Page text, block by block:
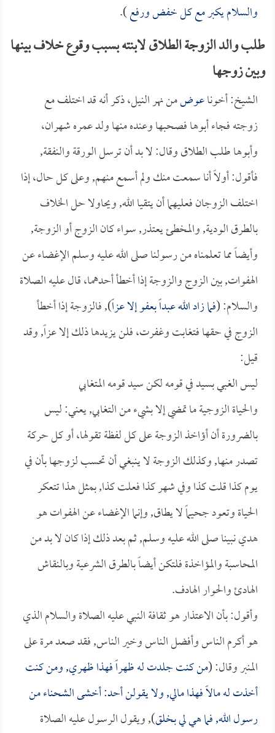
والسلام يكبر مع كل خفض ورفع).
طلب والد الزوجة الطلاق لابنته بسبب وقوع خلاف بينها
وبين زوجها
الشيخ: أخوناعوضمن نهر النيل، ذكر أنه قد اختلف مع
زوجته فجاء أبوها فصحبها وعنده منها ولد عمره شهران،
وأبوها طلب الطلاق وقال: لا بد أن ترسل الورقة والنفقة,
فأقول: أولاً أنا سمعت منك ولم أسمع منهم, وعلى كل حال، إذا
اختلف الزوجان فعليهما أن يتقيا الله, ويحاولا حل الخلاف
بالطرق الودية, والمخطئ يعتذر, سواء كان الزوج أو الزوجة,
وأيضاً مما تعلمناه من رسولنا صلى الله عليه وسلم الإغضاء عن
الهفوات, بين الزوج والزوجة إذا أخطأ أحدهما، قال عليه الصلاة
والسلام: (فما زاد الله عبداً بعفو إلا عزاً), فالزوجة إذا أخطأ
الزوج في حقها فتغابت وغفرت، فلن يزيدها ذلك إلا عزاً, وقد
قيل:
ليس الغبي بسيد في قومه لكن سيد قومه المتغابي
والحياة الزوجية ما تمضي إلا بشيء من التغابي, يعني: ليس
بالضرورة أن أؤاخذ الزوجة على كل لفظة تقولها، أو كل حركة
تصدر منها, وكذلك الزوجة لا ينبغي أن تحسب لزوجها بأن في
يوم كذا قلت كذا وفي شهر كذا فعلت كذا, بمثل هذا تتعكر
الحياة وتعود جحيماً لا يطاق, وإنما الإغضاء عن الهفوات هو
هدي نبينا صلى الله عليه وسلم, ثم بعد ذلك إذا كان لا بد من
المحاسبة والمؤاخذة فلتكن أيضاً بالطرق الشرعية وبالنقاش
الهادئ والحوار الهادف.
وأقول: بأن الاعتذار هو ثقافة النبي عليه الصلاة والسلام الذي
هو أكرم الناس وأفضل الناس وخير الناس, فقد صعد مرة على
المنبر وقال: (من كنت جلدت له ظهراً فهذا ظهري, ومن كنت
أخذت له مالاً فهذا مالي, ولا يقولن أحد: أخشى الشحناء من
رسول الله, فما هي لي بخلق), ويقول الرسول عليه الصلاة